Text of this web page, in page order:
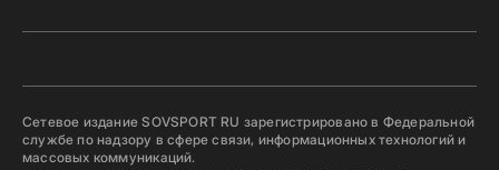
Сетевое издание SOVSPORT RU зарегистрировано в Федеральной
службе по надзору в сфере связи, информационных технологий и
массовых коммуникаций.